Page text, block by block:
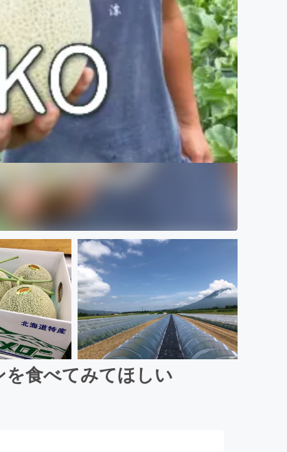
を食べてみてほしい